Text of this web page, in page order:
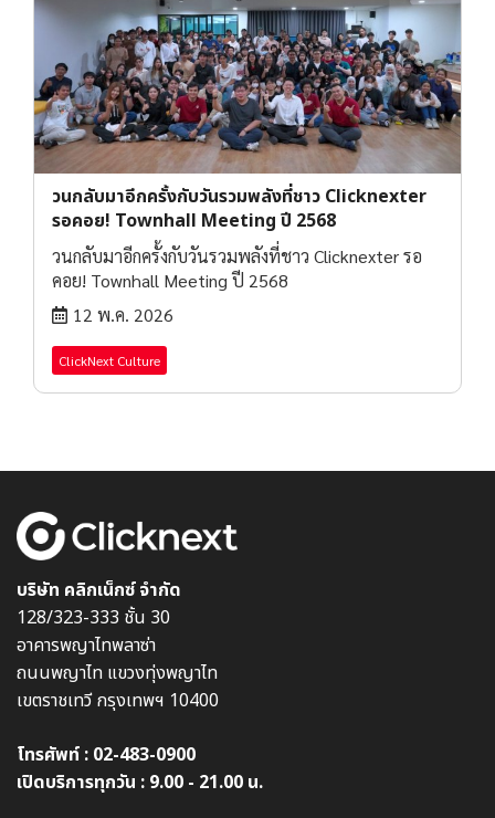
วนกลับมาอีกครั้งกับวันรวมพลังที่ชาว Clicknexter
รอคอย! Townhall Meeting ปี 2568
วนกลับมาอีกครั้งกับวันรวมพลังที่ชาว Clicknexter รอ
คอย! Townhall Meeting ปี 2568
12 พ.ค. 2026
ClickNext Culture
บริษัท คลิกเน็กซ์ จำกัด
128/323-333 ชั้น 30
อาคารพญาไทพลาซ่า
ถนนพญาไท แขวงทุ่งพญาไท
เขตราชเทวี กรุงเทพฯ 10400
โทรศัพท์ : 02-483-0900
เปิดบริการทุกวัน : 9.00 - 21.00 น.